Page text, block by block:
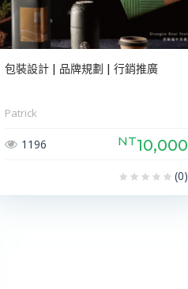
包裝設計 | 品牌規劃 | 行銷推廣
Patrick
1196 NT10,000
(0)